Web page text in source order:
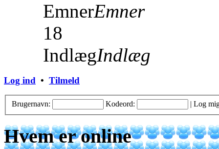
EmnerEmner
18
IndlægIndlæg
Log ind • Tilmeld
Brugernavn: Kodeord: | Log
Hvem er online